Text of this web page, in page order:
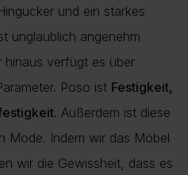
und ein starkes
unglaublich angenehm
hinaus verfügt es über
Poso ist Festigkeit,
. Außerdem ist diese
Mode. Indem wir das Möbel
wir die Gewissheit, dass es